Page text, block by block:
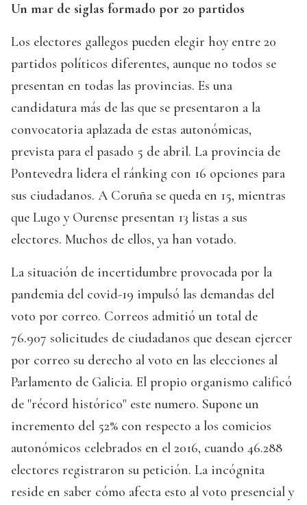
Un mar de siglas formado por 20 partidos
Los electores gallegos pueden elegir hoy entre 20
partidos políticos diferentes, aunque no todos se
presentan en todas las provincias. Es una
candidatura más de las que se presentaron a la
convocatoria aplazada de estas autonómicas,
prevista para el pasado 5 de abril. La provincia de
Pontevedra lidera el ránking con 16 opciones para
sus ciudadanos. A Coruña se queda en 15, mientras
que Lugo y Ourense presentan 13 listas a sus
electores. Muchos de ellos, ya han votado.
La situación de incertidumbre provocada por la
pandemia del covid-19 impulsó las demandas del
voto por correo. Correos admitió un total de
76.907 solicitudes de ciudadanos que desean ejercer
por correo su derecho al voto en las elecciones al
Parlamento de Galicia. El propio organismo calificó
de "récord histórico" este numero. Supone un
incremento del 52% con respecto a los comicios
autonómicos celebrados en el 2016, cuando 46.288
electores registraron su petición. La incógnita
reside en saber cómo afecta esto al voto presencial y